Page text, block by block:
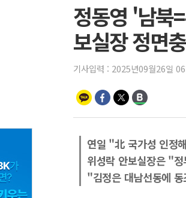
정동영 '남북
보실장 정면
기사입력 : 2025년09월26일
연일 "北 국가성 인정
위성락 안보실장은 "
"김정은 대남선동에